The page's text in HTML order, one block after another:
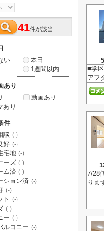
■学
アフ
7/28
りま
41件が該当
い
本日
1週間以内
あり
動画あり
あり
件
談 (-)
好 (-)
宅地 (-)
ーズ (-)
ム済 (-)
ション済 (-)
(-)
ト (-)
(-)
ー (-)
ルコニー (-)